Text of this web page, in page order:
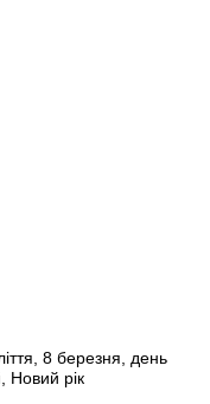
8 березня, день
Новий рік